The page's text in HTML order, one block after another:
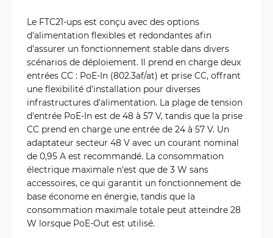
Le FTC21-ups est conçu avec des options
d'alimentation flexibles et redondantes afin
d'assurer un fonctionnement stable dans divers
scénarios de déploiement. Il prend en charge deux
entrées CC : PoE-In (802.3af/at) et prise CC, offrant
une flexibilité d'installation pour diverses
infrastructures d'alimentation. La plage de tension
d'entrée PoE-In est de 48 à 57 V, tandis que la prise
CC prend en charge une entrée de 24 à 57 V. Un
adaptateur secteur 48 V avec un courant nominal
de 0,95 A est recommandé. La consommation
électrique maximale n'est que de 3 W sans
accessoires, ce qui garantit un fonctionnement de
base économe en énergie, tandis que la
consommation maximale totale peut atteindre 28
W lorsque PoE-Out est utilisé.